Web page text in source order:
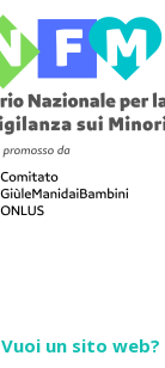
Vuoi un sito web?